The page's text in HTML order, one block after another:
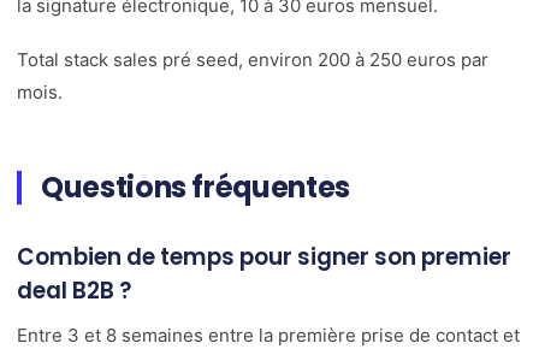
la signature électronique, 10 à 30 euros mensuel.
Total stack sales pré seed, environ 200 à 250 euros par
mois.
Questions fréquentes
Combien de temps pour signer son premier
deal B2B ?
Entre 3 et 8 semaines entre la première prise de contact et